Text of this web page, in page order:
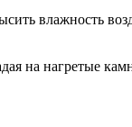
влажность
на нагретые